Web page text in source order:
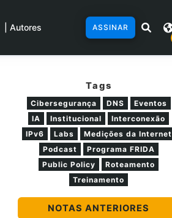
| Autores
ASSINAR
Tags
Cibersegurança DNS
Eventos
IA
Institucional
Interconexão
IPv6
Labs
Medições da Internet
Podcast
Programa FRIDA
Public Policy
Roteamento
Treinamento
NOTAS ANTERIORES